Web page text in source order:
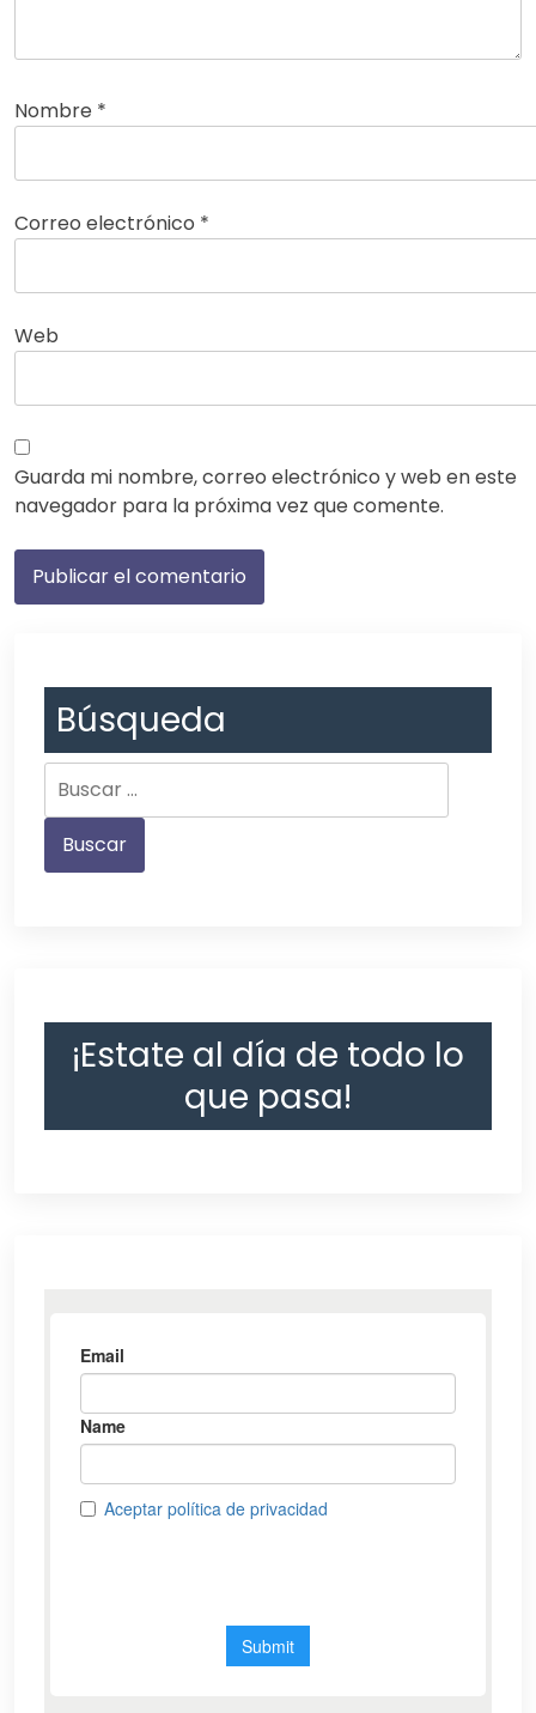
Nombre *
Correo electrónico *
Web
Guarda mi nombre, correo electrónico y web en este
navegador para la próxima vez que comente.
Búsqueda
¡Estate al día de todo lo
que pasa!